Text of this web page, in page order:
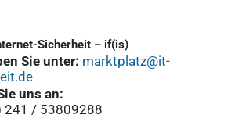
Sicherheit – if(is)
Sie unter: marktplatz@it-
uns an:
241 / 53809288